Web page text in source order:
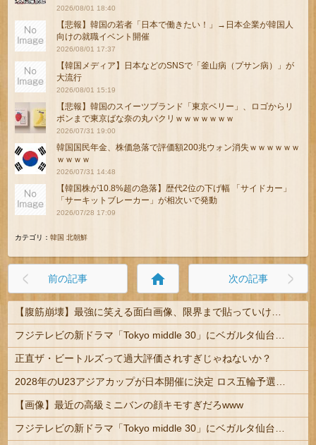
2026/08/01 18:40
【悲報】韓国の若者「日本で働きたい！」→日本企業が韓国人
向けの就職イベント開催
2026/08/01 17:37
【韓国メディア】日本などのSNSで「釜山病（プサン病）」が
大流行
2026/08/01 15:19
【悲報】韓国のスイーツブランド「東京ベリー」、ロゴからリ
ボンまで東京ばな奈の丸パクリｗｗｗｗｗｗｗ
2026/07/31 19:00
韓国国民年金、株価急落で評価額200兆ウォン消失ｗｗｗｗｗｗ
ｗｗｗｗ
2026/07/31 14:48
【韓国株が10.8%超の急落】歴代2位の下げ幅 「サイドカー」
「サーキットブレーカー」が相次いで発動
2026/07/28 17:09
カテゴリ：韓国 北朝鮮
前の記事 home 次の記事
正直ザ・ビートルズって過大評価されすぎじゃねないか？
【画像】最近の高級ミニバンの顔キモすぎだろwww